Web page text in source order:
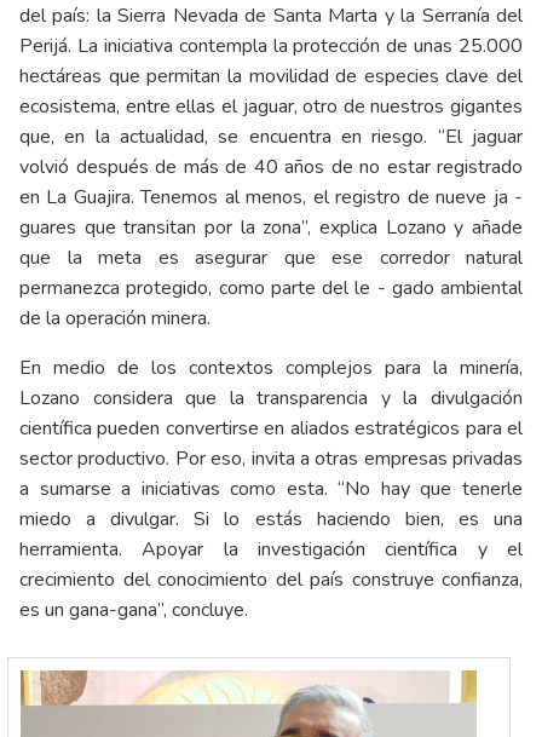
del país: la Sierra Nevada de Santa Marta y la Serranía del
Perijá. La iniciativa contempla la protección de unas 25.000
hectáreas que permitan la movilidad de especies clave del
ecosistema, entre ellas el jaguar, otro de nuestros gigantes
que, en la actualidad, se encuentra en riesgo. “El jaguar
volvió después de más de 40 años de no estar registrado
en La Guajira. Tenemos al menos, el registro de nueve ja -
guares que transitan por la zona”, explica Lozano y añade
que la meta es asegurar que ese corredor natural
permanezca protegido, como parte del le - gado ambiental
de la operación minera.
En medio de los contextos complejos para la minería,
Lozano considera que la transparencia y la divulgación
científica pueden convertirse en aliados estratégicos para el
sector productivo. Por eso, invita a otras empresas privadas
a sumarse a iniciativas como esta. “No hay que tenerle
miedo a divulgar. Si lo estás haciendo bien, es una
herramienta. Apoyar la investigación científica y el
crecimiento del conocimiento del país construye confianza,
es un gana-gana”, concluye.